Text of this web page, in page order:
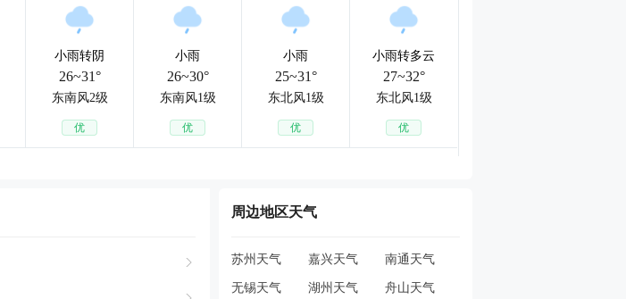
小雨转阴
26~31°
东南风2级
优
小雨
26~30°
东南风1级
优
小雨
25~31°
东北风1级
优
小雨转多云
27~32°
东北风1级
优
周边地区天气
苏州天气 嘉兴天气 南通天气
无锡天气 湖州天气 舟山天气